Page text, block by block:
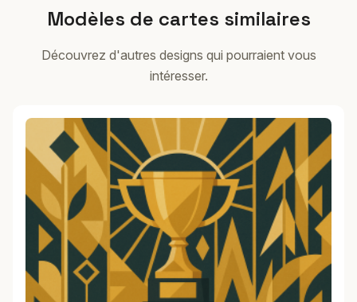
Modèles de cartes similaires
Découvrez d'autres designs qui pourraient vous
intéresser.